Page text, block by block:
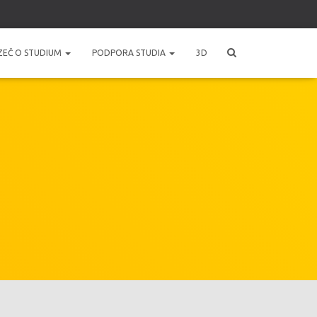
O STUDIUM PODPORA STUDIA 3D